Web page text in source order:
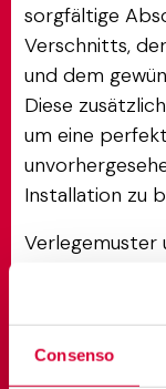
Consenso
sorgfältige
Verschnitts,
und dem
Diese
um eine
Installation zu
Verlegemuster
10 % ist
Es ist die